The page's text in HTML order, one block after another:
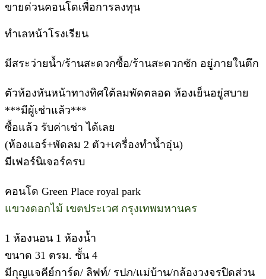
ขายด่วนคอนโดเพื่อการลงทุน
ทำเลหน้าโรงเรียน
มีสระว่ายน้ำ/ร้านสะดวกซื้อ/ร้านสะดวกซัก อยู่ภายในตึก
ตัวห้องหันหน้าทางทิศใต้ลมพัดตลอด ห้องเย็นอยู่สบาย
***มีผู้เช่าแล้ว***
ซื้อแล้ว รับค่าเช่า ได้เลย
(ห้องแอร์+พัดลม 2 ตัว+เครื่องทำน้ำอุ่น)
มีเฟอร์นิเจอร์ครบ
คอนโด Green Place royal park
แขวงดอกไม้ เขตประเวศ กรุงเทพมหานคร
1 ห้องนอน 1 ห้องน้ำ
ขนาด 31 ตรม. ชั้น 4
มีกุญแจคีย์การ์ด/ ลิฟท์/ รปภ/แม่บ้าน/กล้องวงจรปิดส่วน